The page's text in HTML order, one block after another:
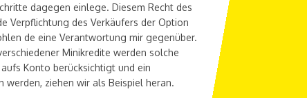
dagegen einlege. Diesem Recht des
Verpflichtung des Verkäufers der Option
de eine Verantwortung mir gegenüber.
Minikredite werden solche
Konto berücksichtigt und ein
ziehen wir als Beispiel heran.